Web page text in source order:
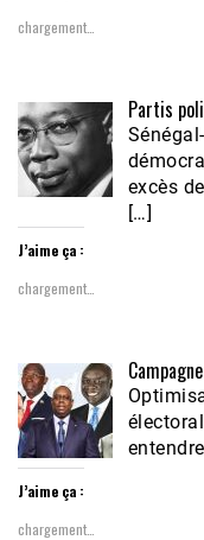
chargement…
Partis
excès
[…]
J’aime ça :
chargement…
J’aime ça :
chargement…